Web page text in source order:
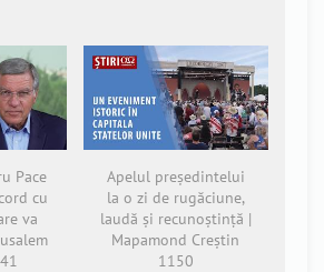
Pace
cu
va
Apelul președintelui
la o zi de rugăciune,
laudă și recunoștință |
Mapamond Creștin
1150